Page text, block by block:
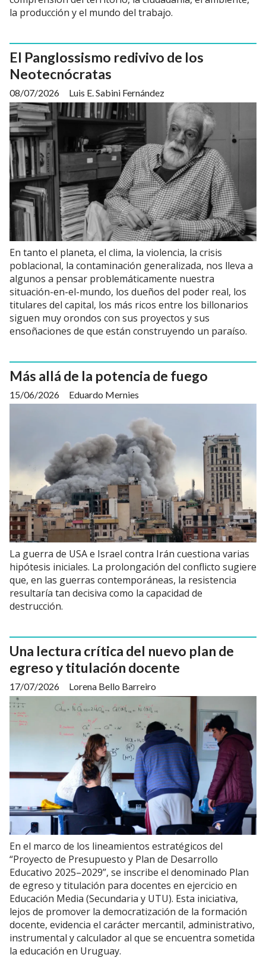
la producción y el mundo del trabajo.
El Panglossismo redivivo de los
Neotecnócratas
Luis E. Sabini Fernández
08/07/2026
En tanto el planeta, el clima, la violencia, la crisis
poblacional, la contaminación generalizada, nos lleva a
algunos a pensar problemáticamente nuestra
situación-en-el-mundo, los dueños del poder real, los
titulares del capital, los más ricos entre los billonarios
siguen muy orondos con sus proyectos y sus
ensoñaciones de que están construyendo un paraíso.
Más allá de la potencia de fuego
Eduardo Mernies
15/06/2026
La guerra de USA e Israel contra Irán cuestiona varias
hipótesis iniciales. La prolongación del conflicto sugiere
que, en las guerras contemporáneas, la resistencia
resultaría tan decisiva como la capacidad de
destrucción.
Una lectura crítica del nuevo plan de
egreso y titulación docente
Lorena Bello Barreiro
17/07/2026
En el marco de los lineamientos estratégicos del
“Proyecto de Presupuesto y Plan de Desarrollo
Educativo 2025–2029”, se inscribe el denominado Plan
de egreso y titulación para docentes en ejercicio en
Educación Media (Secundaria y UTU). Esta iniciativa,
lejos de promover la democratización de la formación
docente, evidencia el carácter mercantil, administrativo,
instrumental y calculador al que se encuentra sometida
la educación en Uruguay.